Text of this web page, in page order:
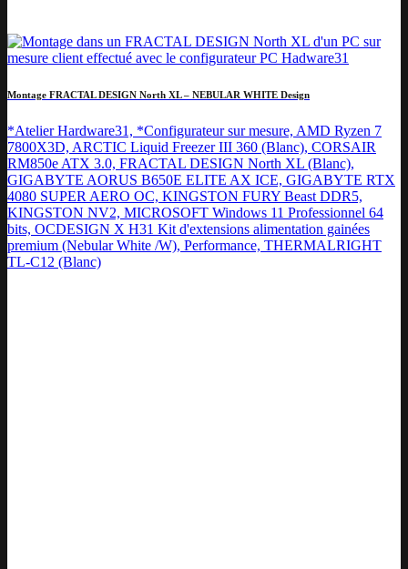
Montage FRACTAL DESIGN North XL – NEBULAR WHITE Design
*Atelier Hardware31, *Configurateur sur mesure, AMD Ryzen 7
7800X3D, ARCTIC Liquid Freezer III 360 (Blanc), CORSAIR
RM850e ATX 3.0, FRACTAL DESIGN North XL (Blanc),
GIGABYTE AORUS B650E ELITE AX ICE, GIGABYTE RTX
4080 SUPER AERO OC, KINGSTON FURY Beast DDR5,
KINGSTON NV2, MICROSOFT Windows 11 Professionnel 64
bits, OCDESIGN X H31 Kit d'extensions alimentation gainées
premium (Nebular White /W), Performance, THERMALRIGHT
TL-C12 (Blanc)